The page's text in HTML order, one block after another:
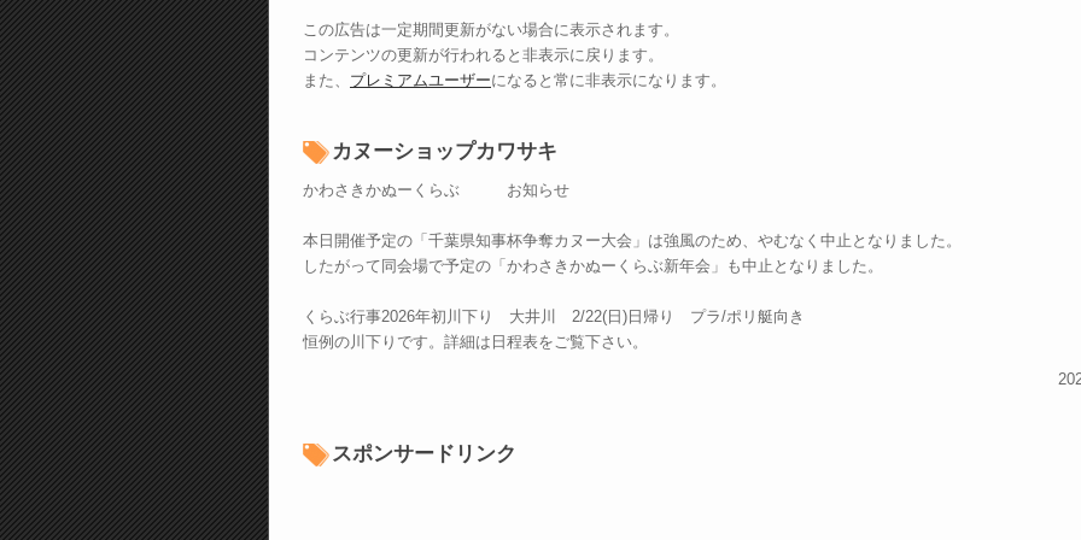
この広告は一定期間更新がない場合に表示されます。
コンテンツの更新が行われると非表示に戻ります。
また、 プレミアムユーザーになると常に非表示になります。
カヌーショップカワサキ
かわさきかぬーくらぶ お知らせ
本日開催予定の「千葉県知事杯争奪カヌー大会」は強風のため、やむなく中止となりました。
したがって同会場で予定の「かわさきかぬーくらぶ新年会」も中止となりました。
くらぶ行事2026年初川下り 大井川 2/22(日)日帰り プラ/ポリ艇向き
恒例の川下りです。詳細は日程表をご覧下さい。
スポンサードリンク